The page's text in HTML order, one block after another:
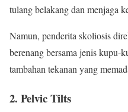
tulang belakang dan menjaga
Namun, penderita skoliosis
berenang bersama jenis kupu-
tambahan tekanan yang
2. Pelvic Tilts